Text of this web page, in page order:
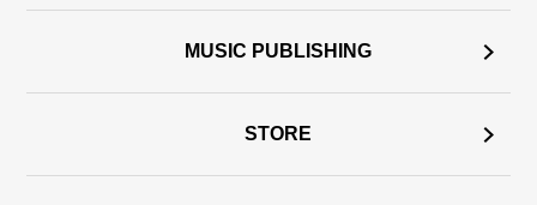
MUSIC PUBLISHING
STORE